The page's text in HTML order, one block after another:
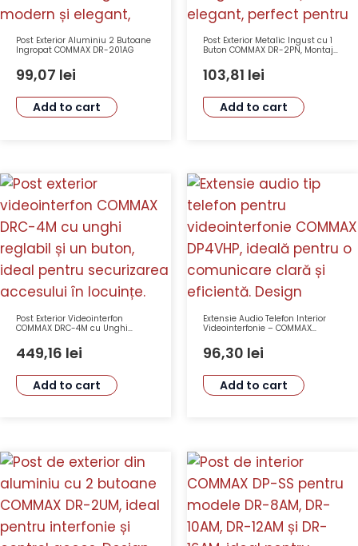
Post Exterior Aluminiu 2 Butoane
Ingropat COMMAX DR-201AG
99,07 lei
Add to cart
Post Exterior Metalic Ingust cu 1
Buton COMMAX DR-2PN, Montaj
103,81 lei
Add to cart
Post Exterior Videointerfon
COMMAX DRC-4M cu Unghi
Reglabil și 1 Buton, LED, Senzor
CMOS, Montaj Aplicat
449,16 lei
Add to cart
Extensie Audio Telefon Interior
Videointerfonie – COMMAX
96,30 lei
Add to cart